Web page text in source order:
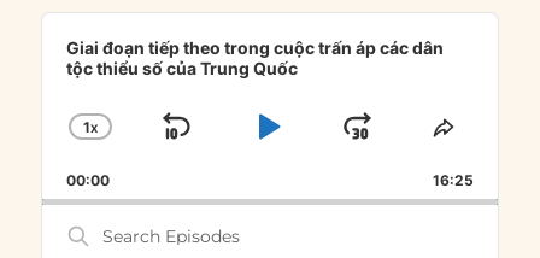
Audio
Player
Giai đoạn tiếp theo trong cuộc trấn áp các dân
tộc thiểu số của Trung Quốc
CHANGE
RATE
1X
SKIP
PLAYJUMP
FORWARD
SHARE
00:00 16:25
Search
Episodes